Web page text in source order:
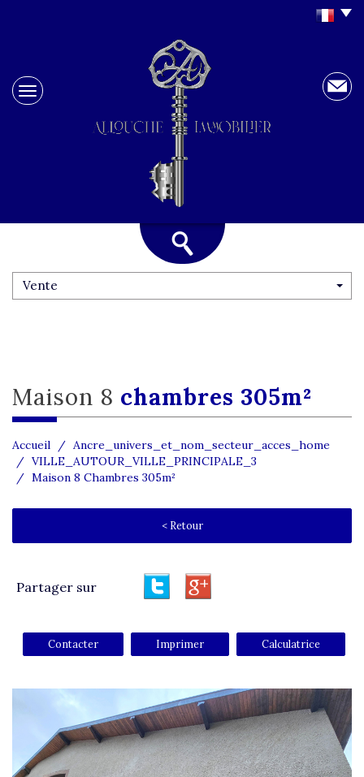
Vente
maison 8 chambres 305m²
Accueil
Ancre_univers_et_nom_secteur_acces_home
VILLE_AUTOUR_VILLE_PRINCIPALE_3
Maison 8 Chambres 305m²
< Retour
Partager sur
Contacter Imprimer Calculatrice